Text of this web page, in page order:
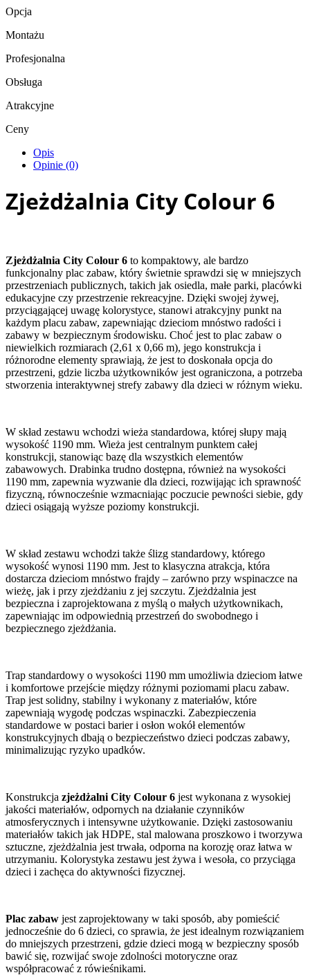
Opcja
Montażu
Profesjonalna
Obsługa
Atrakcyjne
Ceny
Opis
Opinie (0)
Zjeżdżalnia City Colour 6
Zjeżdżalnia City Colour 6 to kompaktowy, ale bardzo
funkcjonalny plac zabaw, który świetnie sprawdzi się w mniejszych
przestrzeniach publicznych, takich jak osiedla, małe parki, placówki
edukacyjne czy przestrzenie rekreacyjne. Dzięki swojej żywej,
przyciągającej uwagę kolorystyce, stanowi atrakcyjny punkt na
każdym placu zabaw, zapewniając dzieciom mnóstwo radości i
zabawy w bezpiecznym środowisku. Choć jest to plac zabaw o
niewielkich rozmiarach (2,61 x 0,66 m), jego konstrukcja i
różnorodne elementy sprawiają, że jest to doskonała opcja do
przestrzeni, gdzie liczba użytkowników jest ograniczona, a potrzeba
stworzenia interaktywnej strefy zabawy dla dzieci w różnym wieku.
W skład zestawu wchodzi wieża standardowa, której słupy mają
wysokość 1190 mm. Wieża jest centralnym punktem całej
konstrukcji, stanowiąc bazę dla wszystkich elementów
zabawowych. Drabinka trudno dostępna, również na wysokości
1190 mm, zapewnia wyzwanie dla dzieci, rozwijając ich sprawność
fizyczną, równocześnie wzmacniając poczucie pewności siebie, gdy
dzieci osiągają wyższe poziomy konstrukcji.
W skład zestawu wchodzi także ślizg standardowy, którego
wysokość wynosi 1190 mm. Jest to klasyczna atrakcja, która
dostarcza dzieciom mnóstwo frajdy – zarówno przy wspinaczce na
wieżę, jak i przy zjeżdżaniu z jej szczytu. Zjeżdżalnia jest
bezpieczna i zaprojektowana z myślą o małych użytkownikach,
zapewniając im odpowiednią przestrzeń do swobodnego i
bezpiecznego zjeżdżania.
Trap standardowy o wysokości 1190 mm umożliwia dzieciom łatwe
i komfortowe przejście między różnymi poziomami placu zabaw.
Trap jest solidny, stabilny i wykonany z materiałów, które
zapewniają wygodę podczas wspinaczki. Zabezpieczenia
standardowe w postaci barier i osłon wokół elementów
konstrukcyjnych dbają o bezpieczeństwo dzieci podczas zabawy,
minimalizując ryzyko upadków.
Konstrukcja zjeżdżalni City Colour 6 jest wykonana z wysokiej
jakości materiałów, odpornych na działanie czynników
atmosferycznych i intensywne użytkowanie. Dzięki zastosowaniu
materiałów takich jak HDPE, stal malowana proszkowo i tworzywa
sztuczne, zjeżdżalnia jest trwała, odporna na korozję oraz łatwa w
utrzymaniu. Kolorystyka zestawu jest żywa i wesoła, co przyciąga
dzieci i zachęca do aktywności fizycznej.
Plac zabaw jest zaprojektowany w taki sposób, aby pomieścić
jednocześnie do 6 dzieci, co sprawia, że jest idealnym rozwiązaniem
do mniejszych przestrzeni, gdzie dzieci mogą w bezpieczny sposób
bawić się, rozwijać swoje zdolności motoryczne oraz
współpracować z rówieśnikami.